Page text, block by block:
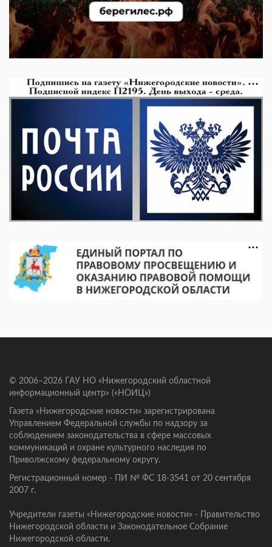
© 2006–2026 ГАУ НО «Нижегородский областной
информационный центр» («НОИЦ»)
Газета «Нижегородские новости» зарегистрирована
Управлением Федеральной службы по надзору за
соблюдением законодательства в сфере массовых
коммуникаций и охране культурного наследия по
Приволжскому федеральному округу.
Регистрационный номер - ПИ № ФС 18-3541 от 20 сентября
2007 г.
Учредители газеты «Нижегородские новости» - Правительство
Нижегородской области и Законодательное Собрание
Нижегородской области.